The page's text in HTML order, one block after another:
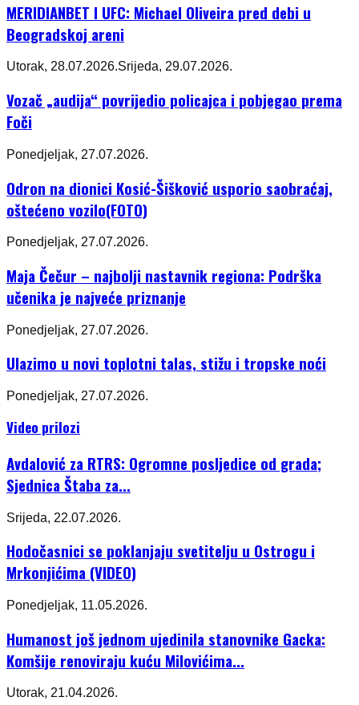
MERIDIANBET I UFC: Michael Oliveira pred debi u
Beogradskoj areni
Utorak, 28.07.2026.Srijeda, 29.07.2026.
Vozač „audija“ povrijedio policajca i pobjegao prema
Foči
Ponedjeljak, 27.07.2026.
Odron na dionici Kosić-Šišković usporio saobraćaj,
oštećeno vozilo(FOTO)
Ponedjeljak, 27.07.2026.
Maja Čečur – najbolji nastavnik regiona: Podrška
učenika je najveće priznanje
Ponedjeljak, 27.07.2026.
Ulazimo u novi toplotni talas, stižu i tropske noći
Ponedjeljak, 27.07.2026.
Video prilozi
Avdalović za RTRS: Ogromne posljedice od grada;
Sjednica Štaba za...
Srijeda, 22.07.2026.
Hodočasnici se poklanjaju svetitelju u Ostrogu i
Mrkonjićima (VIDEO)
Ponedjeljak, 11.05.2026.
Humanost još jednom ujedinila stanovnike Gacka:
Komšije renoviraju kuću Milovićima...
Utorak, 21.04.2026.